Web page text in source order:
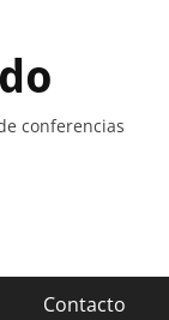
conferencias
Contacto